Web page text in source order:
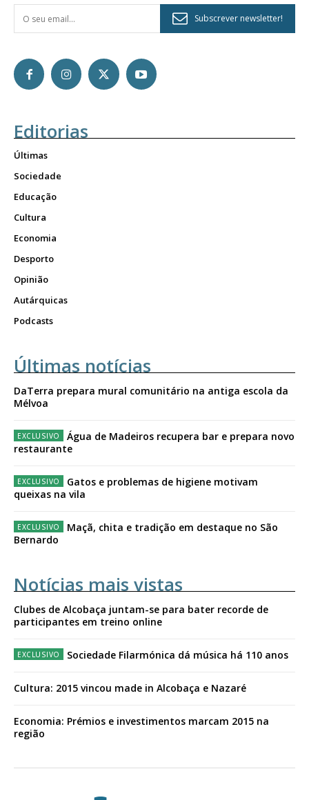
Subscrever newsletter!
Editorias
Últimas
Sociedade
Educação
Cultura
Economia
Desporto
Opinião
Autárquicas
Podcasts
Últimas notícias
DaTerra prepara mural comunitário na antiga escola da
Mélvoa
Água de Madeiros recupera bar e prepara novo
restaurante
Gatos e problemas de higiene motivam
queixas na vila
Maçã, chita e tradição em destaque no São
Bernardo
Notícias mais vistas
Clubes de Alcobaça juntam-se para bater recorde de
participantes em treino online
Sociedade Filarmónica dá música há 110 anos
Cultura: 2015 vincou made in Alcobaça e Nazaré
Economia: Prémios e investimentos marcam 2015 na
região